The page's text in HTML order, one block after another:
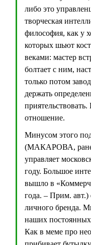
либо это
творческая
философия, как у
которых шьют
веками: мастер
болтает с ним,
только потом
держать
отношение.
Минусом этого
(МАКАРОВА,
управляет
году. Большое
вышло в
года. – Прим. авт.)
личного бренда.
наших
Как в меме про